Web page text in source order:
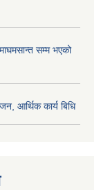
सम्म भएको
आर्थिक कार्य बिधि